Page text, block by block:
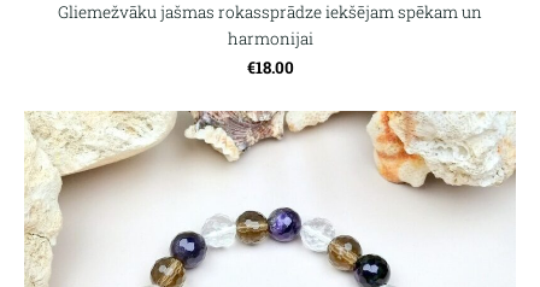
Gliemežvāku jašmas rokassprādze iekšējam spēkam un
harmonijai
€18.00